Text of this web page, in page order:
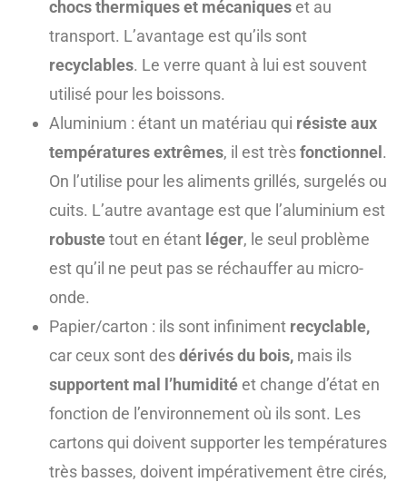
chocs thermiques et mécaniques et au
transport. L’avantage est qu’ils sont
recyclables. Le verre quant à lui est souvent
utilisé pour les boissons.
Aluminium : étant un matériau qui résiste aux
températures extrêmes, il est trèsfonctionnel.
On l’utilise pour les aliments grillés, surgelés ou
cuits. L’autre avantage est que l’aluminium est
robustetout en étant léger, le seul problème
est qu’il ne peut pas se réchauffer au micro-
onde.
Papier/carton : ils sont infiniment recyclable,
car ceux sont desdérivés du bois, mais ils
supportent mal l’humidité et change d’état en
fonction de l’environnement où ils sont. Les
cartons qui doivent supporter les températures
très basses, doivent impérativement être cirés,